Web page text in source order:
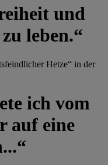
und
leben.“
Hetze“ in der
ich vom
auf eine